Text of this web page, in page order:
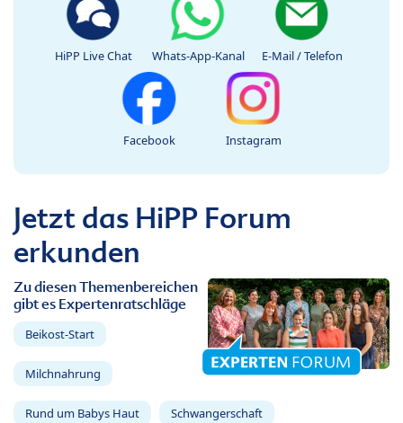
HiPP Live Chat Whats-App-Kanal E-Mail / Telefon
Facebook Instagram
Jetzt das HiPP Forum
erkunden
Zu diesen Themenbereichen
gibt es Expertenratschläge
Beikost-Start
Milchnahrung
Rund um Babys Haut Schwangerschaft